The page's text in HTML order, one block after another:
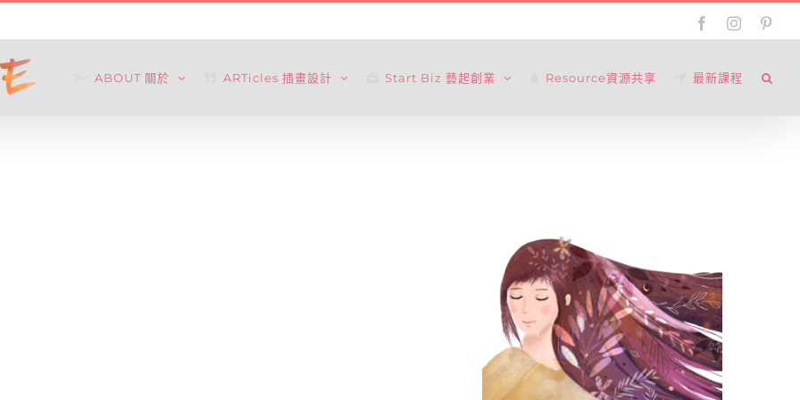
FacebookInstagram
ABOUT 關於 ARTicles 插畫設計 Start Biz 藝起創業 Resource資源共享 最新課程